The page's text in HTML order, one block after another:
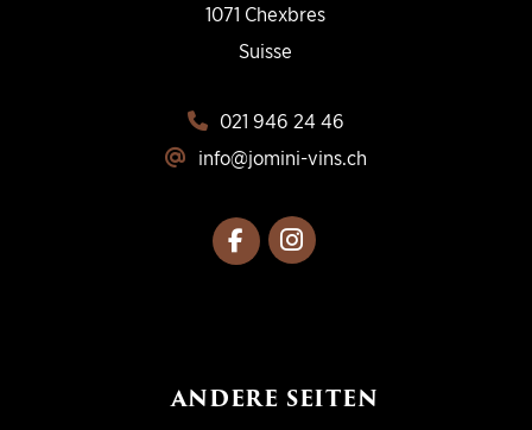
1071 Chexbres
Suisse
021 946 24 46
info@jomini-vins.ch
ANDERE SEITEN